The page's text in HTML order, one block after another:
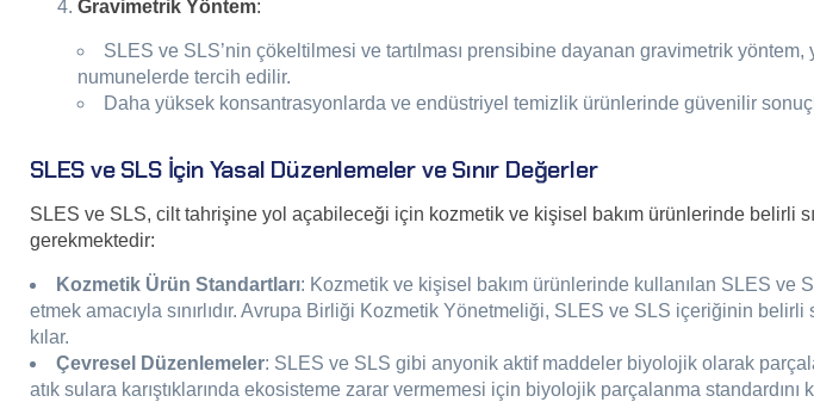
Gravimetrik Yöntem:
SLES ve SLS’nin çökeltilmesi ve tartılması prensibine dayanan gravimetrik
numunelerde tercih edilir.
Daha yüksek konsantrasyonlarda ve endüstriyel temizlik ürünlerinde güvenilir
SLES ve SLS İçin Yasal Düzenlemeler ve Sınır Değerler
SLES ve SLS, cilt tahrişine yol açabileceği için kozmetik ve kişisel bakım ürünlerinde belirli
gerekmektedir:
Kozmetik Ürün Standartları: Kozmetik ve kişisel bakım ürünlerinde kullanılan SLES ve
etmek amacıyla sınırlıdır. Avrupa Birliği Kozmetik Yönetmeliği, SLES ve SLS içeriğinin belirli
kılar.
Çevresel Düzenlemeler: SLES ve SLS gibi anyonik aktif maddeler biyolojik olarak
atık sulara karıştıklarında ekosisteme zarar vermemesi için biyolojik parçalanma standardını